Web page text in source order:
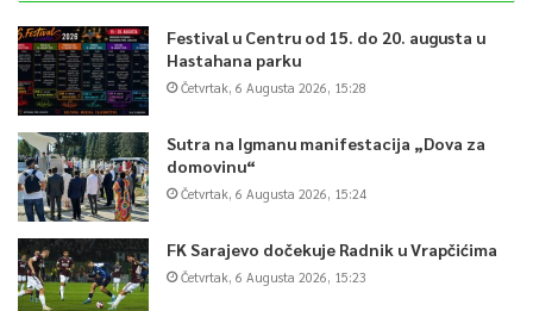
Festival u Centru od 15. do 20. augusta u
Hastahana parku
Četvrtak, 6 Augusta 2026, 15:28
Sutra na Igmanu manifestacija „Dova za
domovinu“
Četvrtak, 6 Augusta 2026, 15:24
FK Sarajevo dočekuje Radnik u Vrapčićima
Četvrtak, 6 Augusta 2026, 15:23